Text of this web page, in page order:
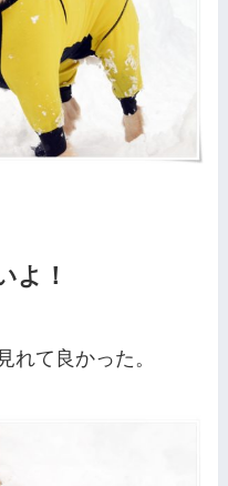
よ！
れて良かった。